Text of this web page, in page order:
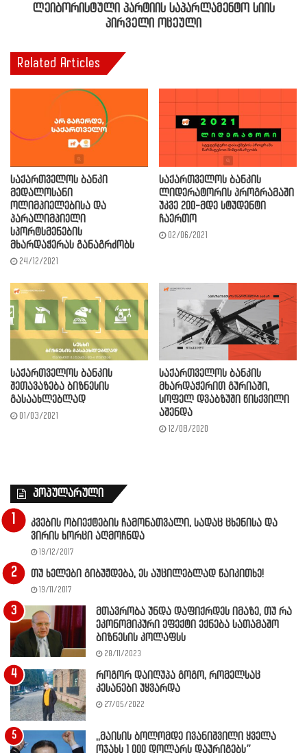
ლეიბორისტული პარტიის საპარლამენტო სიის
პირველი ოცეული
Related Articles
საქართველოს ბანკი
მედალოსანი
ოლიმპიელებისა და
პარალიმპიელი
სპორტსმენების
მხარდაჭერას განაგრძობს
24/12/2021
საქართველოს ბანკის
ლიდერატორის პროგრამაში
უკვე 200-მდე სტუდენტი
ჩაერთო
02/06/2021
საქართველოს ბანკის
შეთავაზება ბიზნესის
გასაახლებლად
01/03/2021
საქართველოს ბანკის
მხარდაჭერით გურიაში,
სოფელ დვაბზუში წისქვილი
აშენდა
12/08/2020
პოპულარული
კვების ობიექტების ჩამონათვალი, სადაც ცხენისა და
ვირის ხორცი აღმოჩნდა
19/12/2017
თუ ხელები გიბუჟდება, ეს აუცილებლად წაიკითხე!
19/11/2017
მთავრობა უნდა დაფიქრდეს იმაზე, თუ რა
ეკონომიკური ეფექტი ექნება სათამაშო
ბიზნესის კოლაფსს
28/11/2023
როგორ დაიღუპა გოგო, რომელსაც
კესანები უყვარდა
27/05/2022
,,მაისის ბოლომდე ივანიშვილი ყველა
ოჯახს 1 000 დოლარს დაურიგებს”